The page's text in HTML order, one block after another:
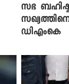
സഭ
ഡിഎംകെ